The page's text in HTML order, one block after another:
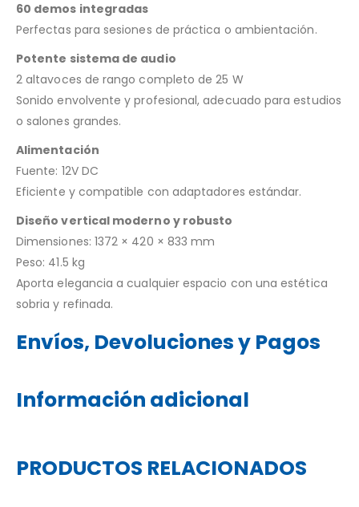
60 demos integradas
Perfectas para sesiones de práctica o ambientación.
Potente sistema de audio
2 altavoces de rango completo de 25 W
Sonido envolvente y profesional, adecuado para estudios
o salones grandes.
Alimentación
Fuente: 12V DC
Eficiente y compatible con adaptadores estándar.
Diseño vertical moderno y robusto
Dimensiones: 1372 × 420 × 833 mm
Peso: 41.5 kg
Aporta elegancia a cualquier espacio con una estética
sobria y refinada.
Envíos, Devoluciones y Pagos
Información adicional
PRODUCTOS RELACIONADOS